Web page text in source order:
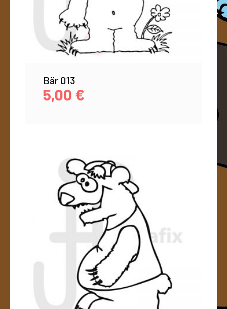
Bär 013
5,00 €